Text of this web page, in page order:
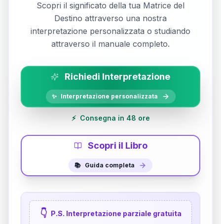
Scopri il significato della tua Matrice del
Destino attraverso una nostra
interpretazione personalizzata o studiando
attraverso il manuale completo.
Richiedi Interpretazione
✨ Interpretazione personalizzata
⚡ Consegna in 48 ore
Scopri il Libro
📚 Guida completa
👇 P.S. Interpretazione parziale gratuita